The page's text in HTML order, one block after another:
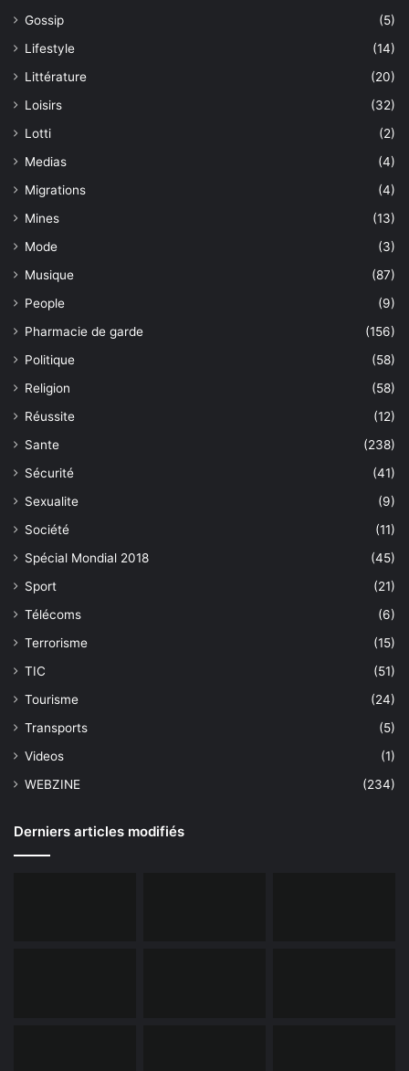
Gossip
(5)
Lifestyle
(14)
Littérature
(20)
Loisirs
(32)
Lotti
(2)
Medias
(4)
Migrations
(4)
Mines
(13)
Mode
(3)
Musique
(87)
People
(9)
Pharmacie de garde
(156)
Politique
(58)
Religion
(58)
Réussite
(12)
Sante
(238)
Sécurité
(41)
Sexualite
(9)
Société
(11)
Spécial Mondial 2018
(45)
Sport
(21)
Télécoms
(6)
Terrorisme
(15)
TIC
(51)
Tourisme
(24)
Transports
(5)
Videos
(1)
WEBZINE
(234)
Derniers articles modifiés